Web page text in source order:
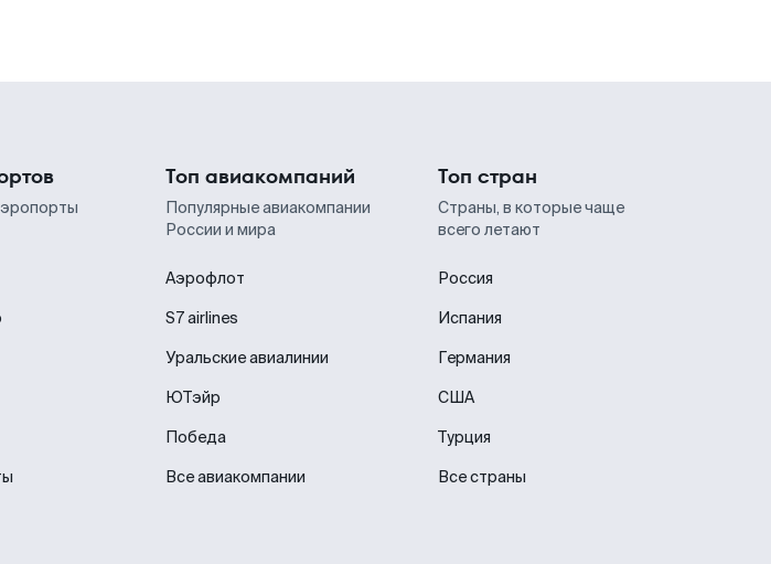
Топ авиакомпаний
Популярные авиакомпании
России и мира
Аэрофлот
S7 airlines
Уральские авиалинии
ЮТэйр
Победа
Все авиакомпании
Топ стран
Страны, в которые чаще
всего летают
Россия
Испания
Германия
США
Турция
Все страны